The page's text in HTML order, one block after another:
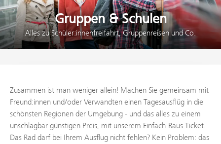
Gruppen & Schulen
Alles zu Schüler:innenfreifahrt, Gruppenreisen und Co.
Zusammen ist man weniger allein! Machen Sie gemeinsam mit
Freund:innen und/oder Verwandten einen Tagesausflüg in die
schönsten Regionen der Umgebung - und das alles zu einem
unschlagbar günstigen Preis, mit unserem Einfach-Raus-Ticket.
Das Rad darf bei Ihrem Ausflug nicht fehlen? Kein Problem: das